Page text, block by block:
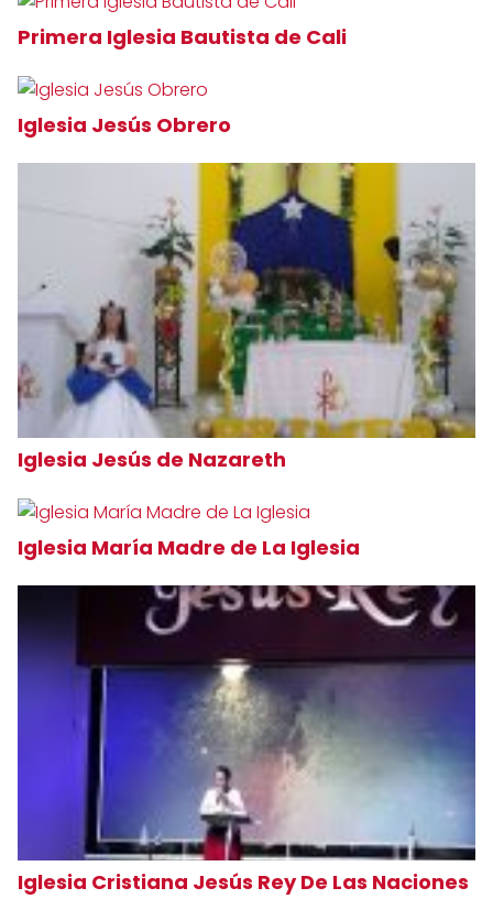
Primera Iglesia Bautista de Cali
Iglesia Jesús Obrero
Iglesia Jesús de Nazareth
Iglesia María Madre de La Iglesia
Iglesia Cristiana Jesús Rey De Las Naciones